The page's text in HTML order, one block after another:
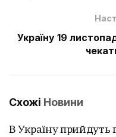
Україну 19
Схожі Новини
В Україну прийдуть